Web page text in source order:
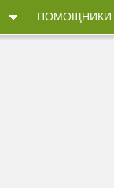
ПОМОЩНИКИ